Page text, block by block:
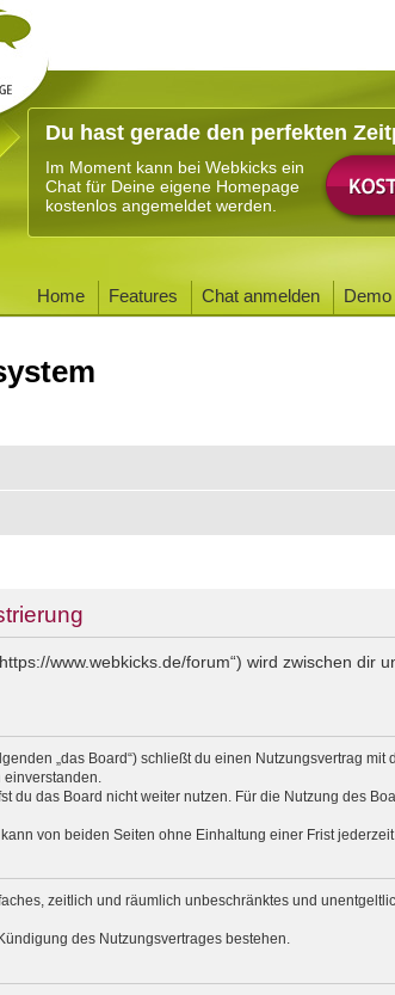
Du hast gerade den perfekten
Im Moment kann bei Webkicks ein
Chat für Deine eigene Homepage
kostenlos angemeldet werden.
Home Features Chat anmelden Demo
www.webkicks.de/forum“) wird zwischen dir
„das Board“) schließt du einen Nutzungsvertrag
du das Board nicht weiter nutzen. Für die Nutzung des
von beiden Seiten ohne Einhaltung einer Frist
zeitlich und räumlich unbeschränktes und
des Nutzungsvertrages bestehen.